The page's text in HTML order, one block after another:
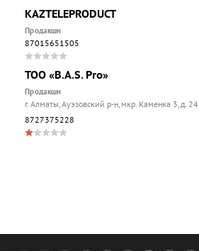
KAZTELEPRODUCT
Продакшн
87015651505
TOO «B.A.S. Pro»
Продакшн
г. Алматы, Ауэзовский р-н, мкр. Каменка 3, д. 24
8727375228